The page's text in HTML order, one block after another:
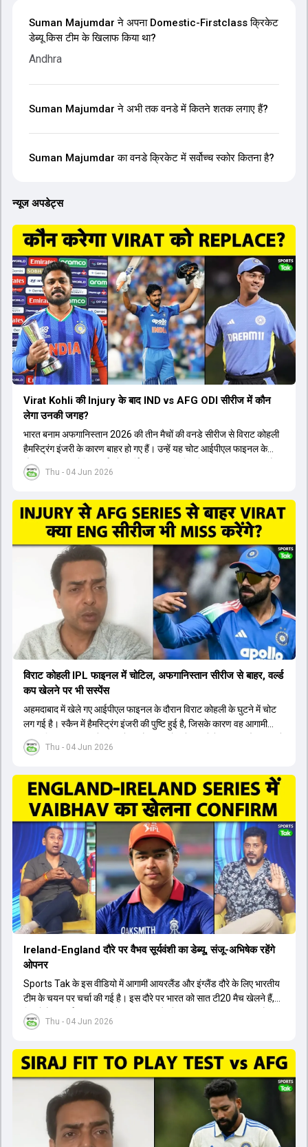
Suman Majumdar ने अपना Domestic-Firstclass क्रिकेट
डेब्यू किस टीम के खिलाफ किया था?
Andhra
Suman Majumdar ने अभी तक वनडे में कितने शतक लगाए हैं?
Suman Majumdar का वनडे क्रिकेट में सर्वोच्च स्कोर कितना है?
न्यूज अपडेट्स
Thu - 04 Jun 2026
Virat Kohli की Injury के बाद IND vs AFG ODI सीरीज में कौन
लेगा उनकी जगह?
भारत बनाम अफगानिस्तान 2026 की तीन मैचों की वनडे सीरीज से विराट कोहली
हैमस्ट्रिंग इंजरी के कारण बाहर हो गए हैं। उन्हें यह चोट आईपीएल फाइनल के
दौरान लगी थी। रोहित शर्मा और हार्दिक पांड्या की फिटनेस पर भी अभी सवाल हैं,
इसलिए नंबर तीन पर कोहली की जगह एक मजबूत विकल्प खोजना जरूरी है। इस
रुतुराज गायकवाड़ 58.8 की लिस्ट ए औसत के साथ एक मजबूत विकल्प हैं। संजू
सैमसन भी बड़े दावेदार हैं, जिनका वनडे क्रिकेट में 56 से ज्यादा का औसत है।
यशस्वी जायसवाल को भी मौका मिल सकता है, हालांकि उनके बैटिंग ऑर्डर पर
विचार करना होगा। इसके अलावा 82 से ज्यादा की लिस्ट ए औसत वाले देवदत्त
पडिक्कल भी एक शानदार विकल्प हो सकते हैं। टीम मैनेजमेंट स्क्वाड में पहले से
मौजूद ईशान किशन को भी नंबर तीन पर खिलाने का फैसला कर सकती है।
Thu - 04 Jun 2026
विराट कोहली IPL फाइनल में चोटिल, अफगानिस्तान सीरीज से बाहर, वर्ल्ड
कप खेलने पर भी सस्पेंस
अहमदाबाद में खेले गए आईपीएल फाइनल के दौरान विराट कोहली के घुटने में चोट
लग गई है। स्कैन में हैमस्ट्रिंग इंजरी की पुष्टि हुई है, जिसके कारण वह आगामी
अफगानिस्तान सीरीज से बाहर हो गए हैं। इस चोट से उबरने में सामान्य तौर पर 4 से
12 हफ्ते का समय लग सकता है, और अगर सर्जरी की जरूरत पड़ी तो 3 से 5 महीने
सेंटर ऑफ एक्सीलेंस जाएंगे। इस गंभीर चोट के कारण 14 जुलाई से शुरू होने वाले
इंग्लैंड दौरे और आगामी वर्ल्ड कप में उनके खेलने पर सस्पेंस बन गया है। दूसरी
तरफ, आईपीएल में इम्पैक्ट प्लेयर के तौर पर खेलने वाले रोहित शर्मा को भी अभी तक
मेडिकल क्लीयरेंस नहीं मिली है। शनिवार को मुंबई में होने वाली चयन समिति की
बैठक में यह देखना अहम होगा कि क्या चयनकर्ता विराट कोहली को फिटनेस की शर्त
पर टीम में शामिल करते हैं या नहीं।
Thu - 04 Jun 2026
Ireland-England दौरे पर वैभव सूर्यवंशी का डेब्यू, संजू-अभिषेक रहेंगे
ओपनर
Sports Tak के इस वीडियो में आगामी आयरलैंड और इंग्लैंड दौरे के लिए भारतीय
टीम के चयन पर चर्चा की गई है। इस दौरे पर भारत को सात टी20 मैच खेलने हैं,
जिसमें वैभव सूर्यवंशी का टीम में चुना जाना और डेब्यू करना तय माना जा रहा है।
हालांकि, अभिषेक शर्मा और संजू सैमसन ही टीम के फर्स्ट चॉइस ओपनर बने रहेंगे,
नंबर तीन और श्रेयस अय्यर नंबर चार पर खेलेंगे। वहीं, रजत पाटीदार फिलहाल
टी20 टीम की योजना से बाहर हैं, लेकिन वह टेस्ट क्रिकेट में वापसी कर सकते हैं।